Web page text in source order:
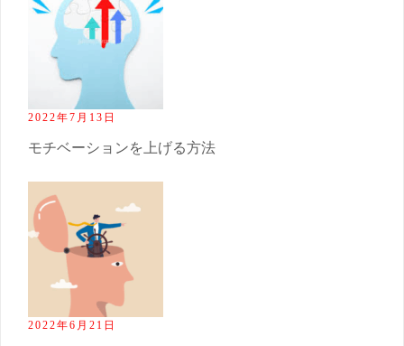
2022年7月13日
モチベーションを上げる方法
2022年6月21日